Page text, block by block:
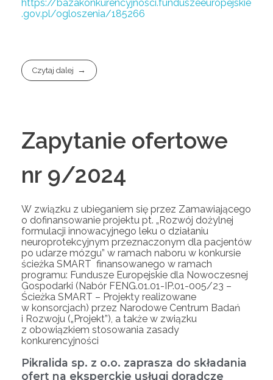
https://bazakonkurencyjnosci.funduszeeuropejskie
.gov.pl/ogloszenia/185266
Czytaj dalej
Zapytanie ofertowe
nr 9/2024
W związku z ubieganiem się przez Zamawiającego
o dofinansowanie projektu pt. „Rozwój dożylnej
formulacji innowacyjnego leku o działaniu
neuroprotekcyjnym przeznaczonym dla pacjentów
po udarze mózgu” w ramach naboru w konkursie
ścieżka SMART finansowanego w ramach
programu: Fundusze Europejskie dla Nowoczesnej
Gospodarki (Nabór FENG.01.01-IP.01-005/23 –
Ścieżka SMART – Projekty realizowane
w konsorcjach) przez Narodowe Centrum Badań
i Rozwoju („Projekt”), a także w związku
z obowiązkiem stosowania zasady
konkurencyjności
Pikralida sp. z o.o. zaprasza do składania
ofert na eksperckie usługi doradcze